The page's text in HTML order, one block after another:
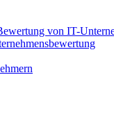
von IT-